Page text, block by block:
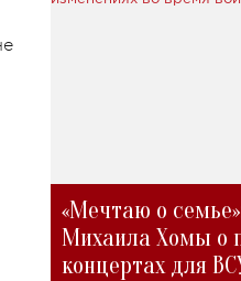
«Мечтаю о
Михаила Хомы о
концертах для